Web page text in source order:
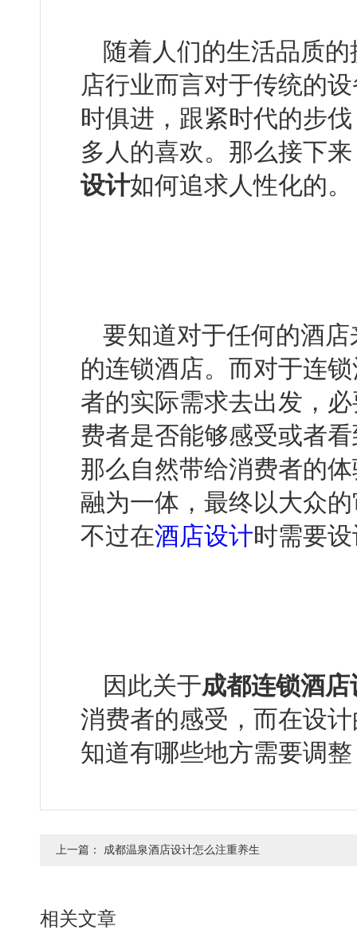
随着人们的生活品质的
店行业而言对于传统的设
时俱进，跟紧时代的步
多人的喜欢。那么接下
设计如何追求人性化的。
要知道对于任何的酒店
的连锁酒店。而对于
者的实际需求去出发，
费者是否能够感受或者看
那么自然带给消费者的体
融为一体，最终以大众
不过在酒店设计时需要设
因此关于成都连锁酒店
消费者的感受，而在设
知道有哪些地方需要调整
上一篇： 成都温泉酒店设计怎么注重养生
相关文章